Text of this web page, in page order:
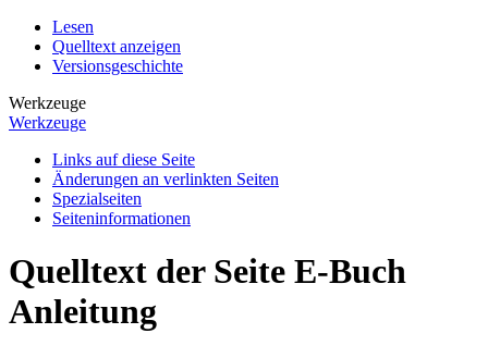
Lesen
Quelltext anzeigen
Versionsgeschichte
Werkzeuge
Werkzeuge
Links auf diese Seite
Änderungen an verlinkten Seiten
Spezialseiten
Seiten­­informationen
Quelltext der Seite E-Buch
Anleitung